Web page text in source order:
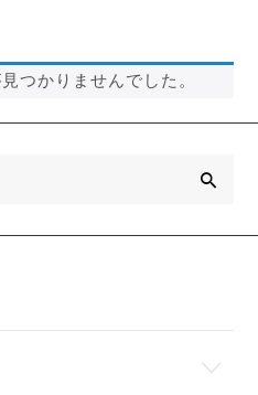
つかりませんでした。